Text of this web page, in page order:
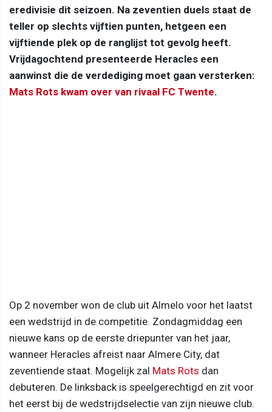
eredivisie dit seizoen. Na zeventien duels staat de
teller op slechts vijftien punten, hetgeen een
vijftiende plek op de ranglijst tot gevolg heeft.
Vrijdagochtend presenteerde Heracles een
aanwinst die de verdediging moet gaan versterken:
Mats Rots kwam over van rivaal FC Twente.
Op 2 november won de club uit Almelo voor het laatst
een wedstrijd in de competitie. Zondagmiddag een
nieuwe kans op de eerste driepunter van het jaar,
wanneer Heracles afreist naar Almere City, dat
zeventiende staat. Mogelijk zal Mats Rots dan
debuteren. De linksback is speelgerechtigd en zit voor
het eerst bij de wedstrijdselectie van zijn nieuwe club.